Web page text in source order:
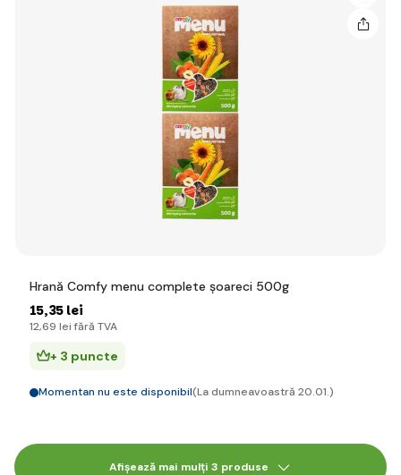
Hrană Comfy menu complete șoareci 500g
15,35 lei
12,69 lei fără TVA
+ 3 puncte
Momentan nu este disponibil(La dumneavoastră 20.01.)
Afișează mai mulți 3 produse